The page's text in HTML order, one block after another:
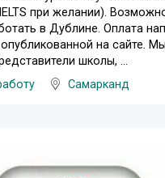
при желании).
в Дублине. Оплата
на сайте. Мы
школы, ...
Самарканд